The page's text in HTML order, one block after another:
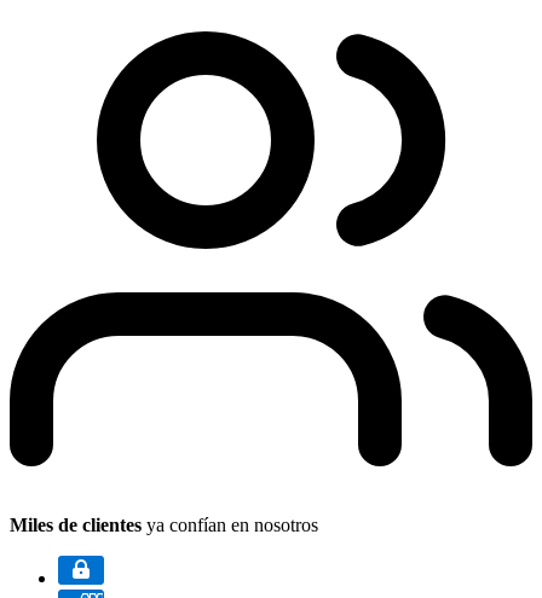
Miles de clientes ya confían en nosotros